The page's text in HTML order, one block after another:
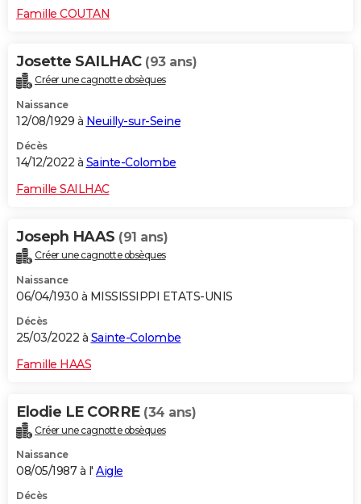
Famille COUTAN
Josette SAILHAC (93 ans)
Créer une cagnotte obsèques
Naissance
12/08/1929 à Neuilly-sur-Seine
Décès
14/12/2022 à Sainte-Colombe
Famille SAILHAC
Joseph HAAS (91 ans)
Créer une cagnotte obsèques
Naissance
06/04/1930 à MISSISSIPPI ETATS-UNIS
Décès
25/03/2022 à Sainte-Colombe
Famille HAAS
Elodie LE CORRE (34 ans)
Créer une cagnotte obsèques
Naissance
08/05/1987 à l' Aigle
Décès